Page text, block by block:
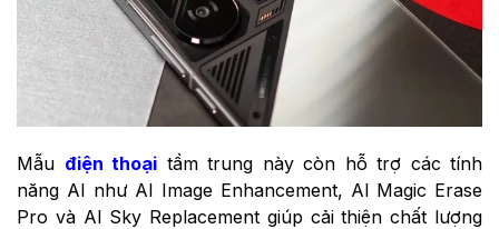
Mẫu điện thoại tầm trung này còn hỗ trợ các tính
năng AI như AI Image Enhancement, AI Magic Erase
Pro và AI Sky Replacement giúp cải thiện chất lượng